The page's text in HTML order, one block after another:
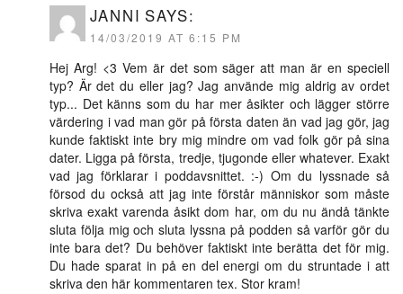
JANNI SAYS:
14/03/2019 AT 6:15 PM
Hej Arg! <3 Vem är det som säger att man är en speciell
typ? Är det du eller jag? Jag använde mig aldrig av ordet
typ... Det känns som du har mer åsikter och lägger större
värdering i vad man gör på första daten än vad jag gör, jag
kunde faktiskt inte bry mig mindre om vad folk gör på sina
dater. Ligga på första, tredje, tjugonde eller whatever. Exakt
vad jag förklarar i poddavsnittet. :-) Om du lyssnade så
försod du också att jag inte förstår människor som måste
skriva exakt varenda åsikt dom har, om du nu ändå tänkte
sluta följa mig och sluta lyssna på podden så varför gör du
inte bara det? Du behöver faktiskt inte berätta det för mig.
Du hade sparat in på en del energi om du struntade i att
skriva den här kommentaren tex. Stor kram!